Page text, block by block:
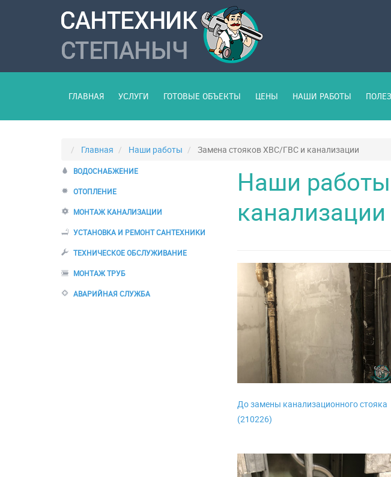
ГЛАВНАЯ УСЛУГИ ГОТОВЫЕ ОБЪЕКТЫ ЦЕНЫ НАШИ РАБОТЫ
Главная Наши работы Замена стояков ХВС/ГВС и канализации
ВОДОСНАБЖЕНИЕ
ОТОПЛЕНИЕ
МОНТАЖ КАНАЛИЗАЦИИ
УСТАНОВКА И РЕМОНТ САНТЕХНИКИ
ТЕХНИЧЕСКОЕ ОБСЛУЖИВАНИЕ
МОНТАЖ ТРУБ
АВАРИЙНАЯ СЛУЖБА
Наши
канализации
До замены канализационного стояка
(210226)